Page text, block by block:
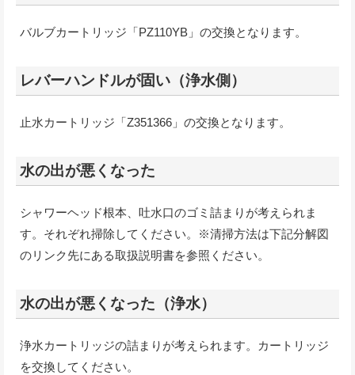
バルブカートリッジ「PZ110YB」の交換となります。
レバーハンドルが固い（浄水側）
止水カートリッジ「Z351366」の交換となります。
水の出が悪くなった
シャワーヘッド根本、吐水口のゴミ詰まりが考えられま
す。それぞれ掃除してください。※清掃方法は下記分解図
のリンク先にある取扱説明書を参照ください。
水の出が悪くなった（浄水）
浄水カートリッジの詰まりが考えられます。カートリッジ
を交換してください。